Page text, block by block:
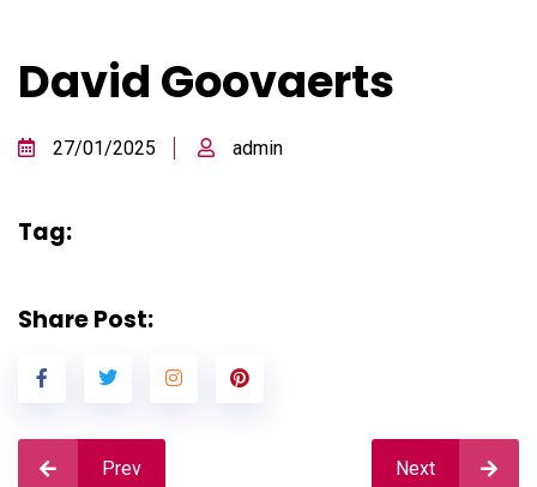
David Goovaerts
27/01/2025 admin
Tag:
Share Post:
Prev Next